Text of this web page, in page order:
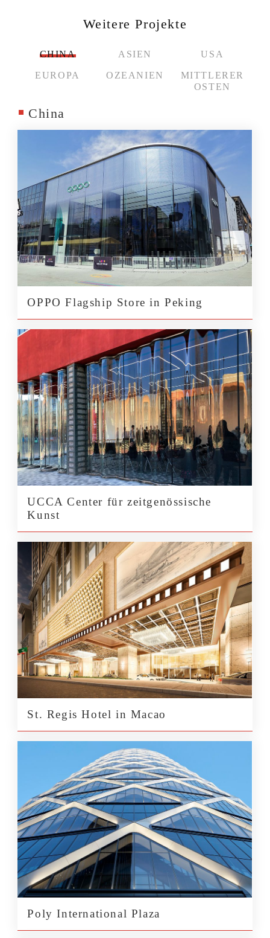
Weitere Projekte
CHINA ASIEN USA
EUROPA OZEANIEN
MITTLERER
OSTEN
China
OPPO Flagship Store in Peking
UCCA Center für zeitgenössische
Kunst
St. Regis Hotel in Macao
Poly International Plaza